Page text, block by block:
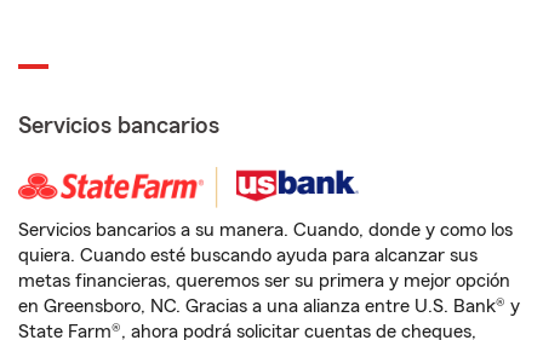
Servicios bancarios
Servicios bancarios a su manera. Cuando, donde y como los
quiera. Cuando esté buscando ayuda para alcanzar sus
metas financieras, queremos ser su primera y mejor opción
en Greensboro, NC. Gracias a una alianza entre U.S. Bank® y
State Farm®, ahora podrá solicitar cuentas de cheques,